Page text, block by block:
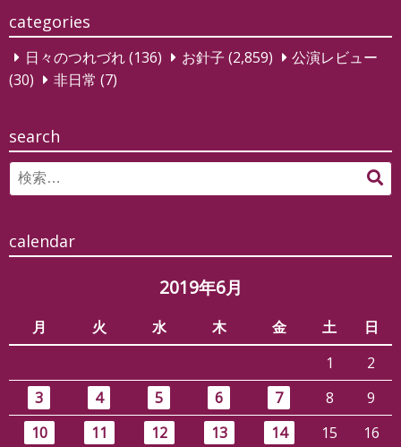
categories
日々のつれづれ(136) お針子 (2,859)
公演レビュー
(30)
非日常 (7)
search
Search
for:
検
calendar
2019年6月
月 火 水 木 金 土
日
1
2
3
4 5 6 7 8
9
10
11 12 13 14 15
16